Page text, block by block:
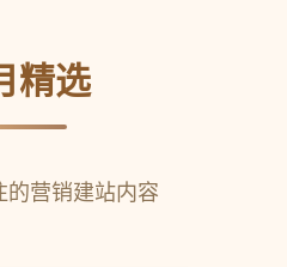
精选
的营销建站内容